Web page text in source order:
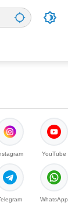
YouTube
WhatsApp